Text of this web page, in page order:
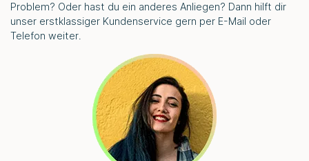
Problem? Oder hast du ein anderes Anliegen? Dann hilft dir
unser erstklassiger Kundenservice gern per E-Mail oder
Telefon weiter.